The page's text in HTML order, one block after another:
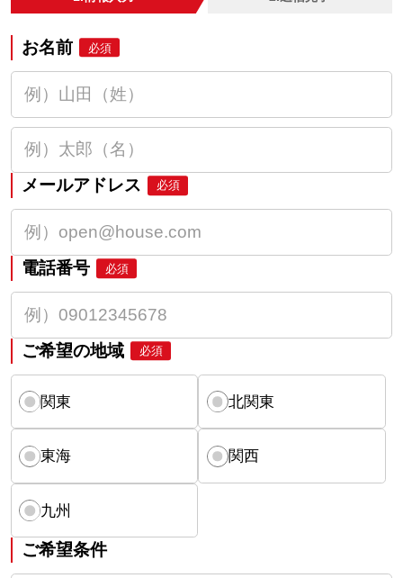
お名前 必須
メールアドレス 必須
電話番号 必須
ご希望の地域 必須
関東 北関東
東海 関西
九州
ご希望条件